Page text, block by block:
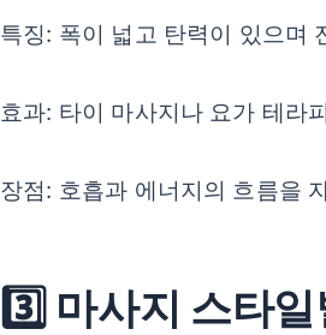
특징: 폭이 넓고 탄력이 있으며
효과: 타이 마사지나 요가 테라
장점: 호흡과 에너지의 흐름을
3️⃣ 마사지 스타